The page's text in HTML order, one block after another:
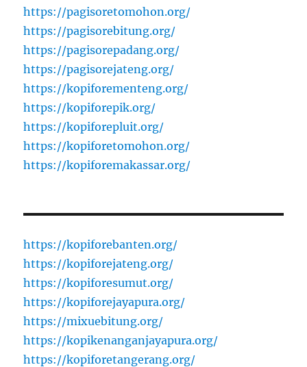
https://pagisoretomohon.org/
https://pagisorebitung.org/
https://pagisorepadang.org/
https://pagisorejateng.org/
https://kopiforementeng.org/
https://kopiforepik.org/
https://kopiforepluit.org/
https://kopiforetomohon.org/
https://kopiforemakassar.org/
https://kopiforebanten.org/
https://kopiforejateng.org/
https://kopiforesumut.org/
https://kopiforejayapura.org/
https://mixuebitung.org/
https://kopikenanganjayapura.org/
https://kopiforetangerang.org/